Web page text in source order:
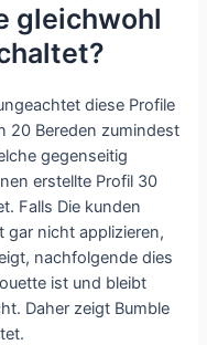
gleichwohl
diese Profile
20 Bereden zumindest
gegenseitig
erstellte Profil 30
Falls Die kunden
gar nicht applizieren,
nachfolgende dies
ist und bleibt
Daher zeigt Bumble